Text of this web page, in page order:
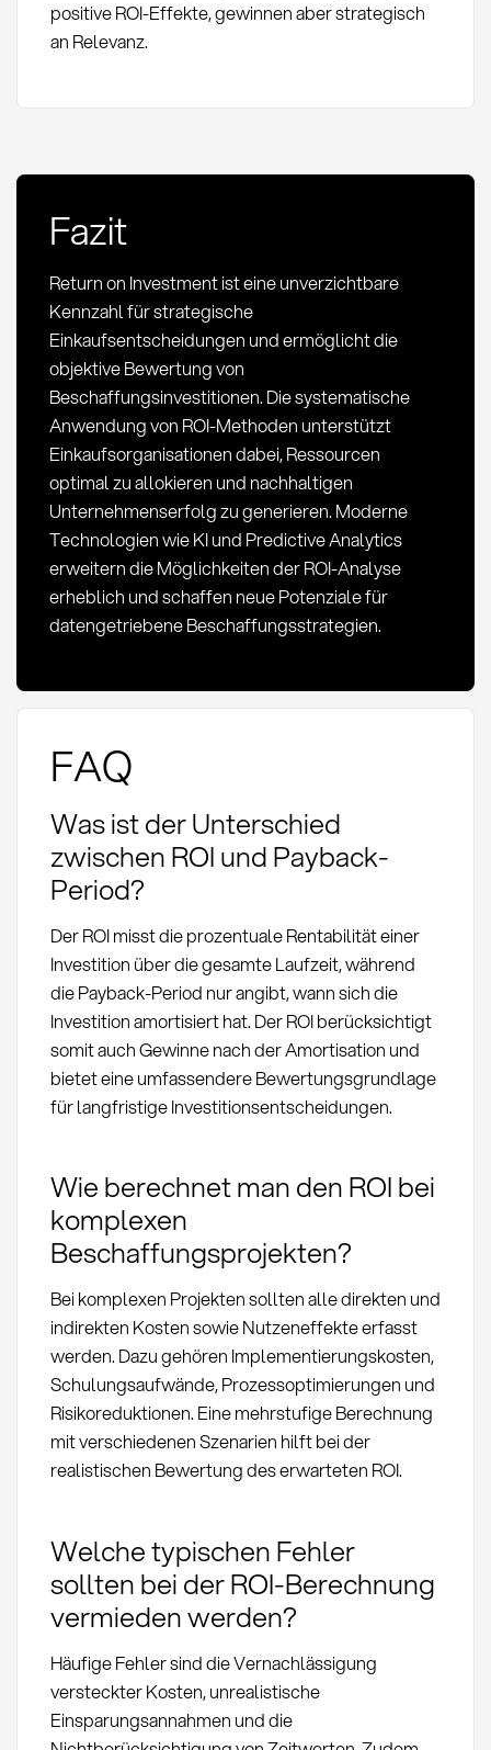
positive ROI-Effekte, gewinnen aber strategisch
an Relevanz.
Fazit
Return on Investment ist eine unverzichtbare
Kennzahl für strategische
Einkaufsentscheidungen und ermöglicht die
objektive Bewertung von
Beschaffungsinvestitionen. Die systematische
Anwendung von ROI-Methoden unterstützt
Einkaufsorganisationen dabei, Ressourcen
optimal zu allokieren und nachhaltigen
Unternehmenserfolg zu generieren. Moderne
Technologien wie KI und Predictive Analytics
erweitern die Möglichkeiten der ROI-Analyse
erheblich und schaffen neue Potenziale für
datengetriebene Beschaffungsstrategien.
FAQ
Was ist der Unterschied
zwischen ROI und Payback-
Period?
Der ROI misst die prozentuale Rentabilität einer
Investition über die gesamte Laufzeit, während
die Payback-Period nur angibt, wann sich die
Investition amortisiert hat. Der ROI berücksichtigt
somit auch Gewinne nach der Amortisation und
bietet eine umfassendere Bewertungsgrundlage
für langfristige Investitionsentscheidungen.
Wie berechnet man den ROI bei
komplexen
Beschaffungsprojekten?
Bei komplexen Projekten sollten alle direkten und
indirekten Kosten sowie Nutzeneffekte erfasst
werden. Dazu gehören Implementierungskosten,
Schulungsaufwände, Prozessoptimierungen und
Risikoreduktionen. Eine mehrstufige Berechnung
mit verschiedenen Szenarien hilft bei der
realistischen Bewertung des erwarteten ROI.
Welche typischen Fehler
sollten bei der ROI-Berechnung
vermieden werden?
Häufige Fehler sind die Vernachlässigung
versteckter Kosten, unrealistische
Einsparungsannahmen und die